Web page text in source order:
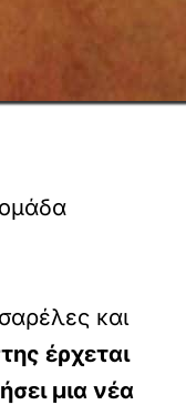
και
έρχεται
μια νέα